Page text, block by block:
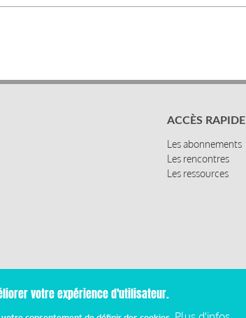
ACCÈS RAPIDE
Les abonnements
Les rencontres
Les ressources
votre expérience d'utilisateur.